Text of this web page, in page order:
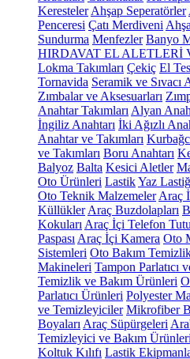
Keresteler Ahşap Seperatörler
Penceresi Çatı Merdiveni
Sundurma Menfezler Banyo
HIRDAVAT EL ALETLERİ
Lokma Takımları Çekiç El
Tornavida Seramik ve Sıvacı
Zımbalar ve Aksesuarları
Anahtar Takımları Alyan
İngiliz Anahtarı İki Ağızlı
Anahtar ve Takımları
ve Takımları Boru Anahtarı
Balyoz Balta Kesici Aletler
Oto Ürünleri LastikYaz
Oto Teknik Malzemeler Araç
Küllükler Araç Buzdolapları
Kokuları Araç İçi Telefon
Paspası Araç İçi Kamera Oto
Sistemleri Oto Bakım
Makineleri Tampon Parlatıcı
Temizlik ve Bakım Ürünleri
Parlatıcı Ürünleri Polyester
ve Temizleyiciler Mikrofiber
Boyaları Araç Süpürgeleri
Temizleyici ve Bakım Ürünleri
Koltuk Kılıfı Lastik